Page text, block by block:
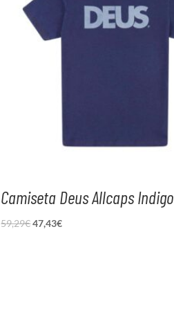
Camiseta Deus Allcaps Indigo
59,29€El
47,43€El